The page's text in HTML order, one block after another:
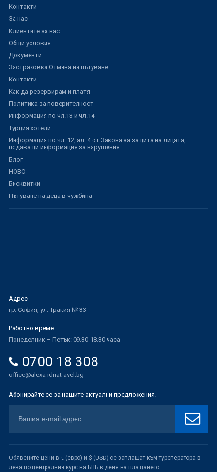
Контакти
За нас
Клиентите за нас
Общи условия
Документи
Застраховка Отмяна на пътуване
Контакти
Как да резервирам и платя
Политика за поверителност
Информация по чл.13 и чл.14
Турция хотели
Информация по чл. 12, ал. 4 от Закона за защита на лицата,
подаващи информация за нарушения
Блог
НОВО
Бисквитки
Пътуване на деца в чужбина
Адрес
гр. София, ул. Тракия № 33
Работно време
Понеделник – Петък: 09.30-18.30 часа
0700 18 308
office@alexandriatravel.bg
Абонирайте се за нашите актуални предложения!
Обявените цени в € (евро) и $ (USD) се заплащат към туроператора в
лева по централния курс на БНБ в деня на плащането.